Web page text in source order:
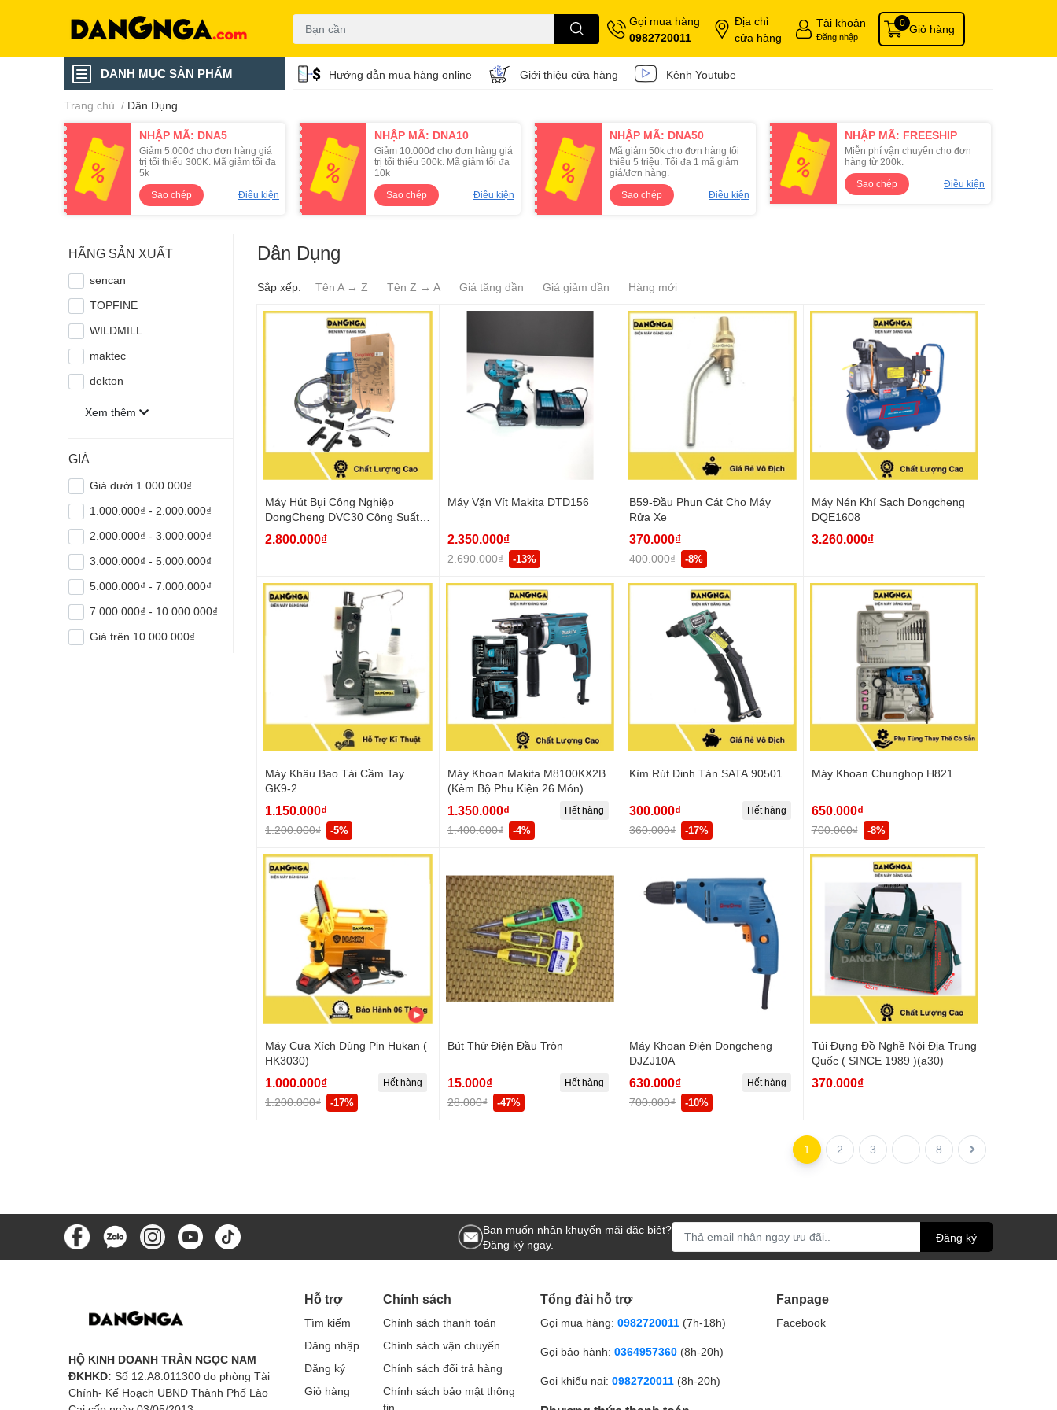
Gọi mua hàng
0982720011
Địa chỉ
cửa hàng
Tài khoản
Đăng nhập
Giỏ hàng
0
DANH MỤC SẢN PHẨM Hướng dẫn mua hàng online Giới thiệu cửa hàng Kênh Youtube
Trang chủ / Dân Dụng
NHẬP MÃ: DNA5
Giảm 5.000đ cho đơn hàng giá
trị tối thiểu 300K. Mã giảm tối đa
5k
Sao chép
Điều kiện
NHẬP MÃ: DNA10
Giảm 10.000đ cho đơn hàng giá
trị tối thiểu 500k. Mã giảm tối đa
10k
Sao chép
Điều kiện
NHẬP MÃ: DNA50
Mã giảm 50k cho đơn hàng tối
thiểu 5 triệu. Tối đa 1 mã giảm
giá/đơn hàng.
Sao chép
Điều kiện
NHẬP MÃ: FREESHIP
Miễn phí vận chuyển cho đơn
hàng từ 200k.
Sao chép
Điều kiện
HÃNG SẢN XUẤT
sencan
TOPFINE
WILDMILL
maktec
dekton
Xem thêm
GIÁ
Giá dưới 1.000.000₫
1.000.000₫ - 2.000.000₫
2.000.000₫ - 3.000.000₫
3.000.000₫ - 5.000.000₫
5.000.000₫ - 7.000.000₫
7.000.000₫ - 10.000.000₫
Giá trên 10.000.000₫
Dân Dụng
Sắp xếp: Tên A → Z Tên Z → A Giá tăng dần Giá giảm dần Hàng mới
Máy Hút Bụi Công Nghiệp
DongCheng DVC30 Công Suất
1200W Bình Chứa 30L
2.800.000₫
Máy Vặn Vít Makita DTD156
2.350.000₫
2.690.000₫ -13%
B59-Đầu Phun Cát Cho Máy
Rửa Xe
370.000₫
400.000₫ -8%
Máy Nén Khí Sạch Dongcheng
DQE1608
3.260.000₫
Máy Khâu Bao Tải Cầm Tay
GK9-2
1.150.000₫
1.200.000₫ -5%
Máy Khoan Makita M8100KX2B
(Kèm Bộ Phụ Kiện 26 Món)
1.350.000₫
1.400.000₫ -4%
Hết hàng
Kìm Rút Đinh Tán SATA 90501
300.000₫
360.000₫ -17%
Hết hàng
Máy Khoan Chunghop H821
650.000₫
700.000₫ -8%
Máy Cưa Xích Dùng Pin Hukan (
HK3030)
1.000.000₫
1.200.000₫ -17%
Hết hàng
Bút Thử Điện Đầu Tròn
15.000₫
28.000₫ -47%
Hết hàng
Máy Khoan Điện Dongcheng
DJZJ10A
630.000₫
700.000₫ -10%
Hết hàng
Túi Đựng Đồ Nghề Nội Địa Trung
Quốc ( SINCE 1989 )(a30)
370.000₫
1 2 3 8
Bạn muốn nhận khuyến mãi đặc biệt?
Đăng ký ngay.
Đăng ký
HỘ KINH DOANH TRẦN NGỌC NAM
ĐKHKD: Số 12.A8.011300 do phòng Tài
Chính- Kế Hoạch UBND Thành Phố Lào
Hỗ trợ
Tìm kiếm
Đăng nhập
Đăng ký
Giỏ hàng
Chính sách
Chính sách thanh toán
Chính sách vận chuyển
Chính sách đổi trả hàng
Chính sách bảo mật thông
tin
Tổng đài hỗ trợ
Gọi mua hàng: 0982720011 (7h-18h)
Gọi bảo hành: 0364957360 (8h-20h)
Gọi khiếu nại: 0982720011 (8h-20h)
Fanpage
Facebook